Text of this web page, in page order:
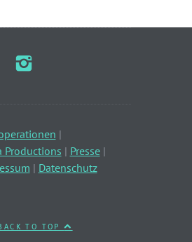
|
Productions | Presse|
| Datenschutz
TO TOP